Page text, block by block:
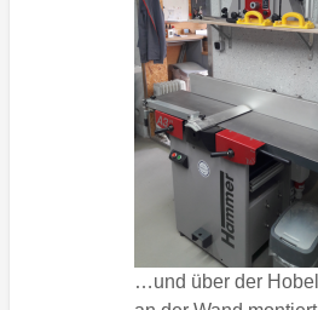
…und über der